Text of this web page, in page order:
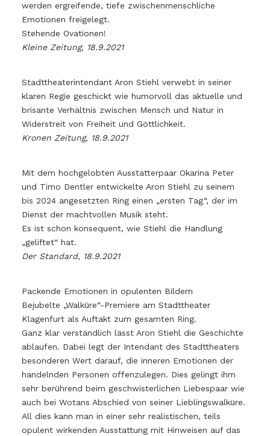
werden ergreifende, tiefe zwischenmenschliche
Emotionen freigelegt.
Stehende Ovationen!
Kleine Zeitung, 18.9.2021
Stadttheaterintendant Aron Stiehl verwebt in seiner
klaren Regie geschickt wie humorvoll das aktuelle und
brisante Verhältnis zwischen Mensch und Natur in
Widerstreit von Freiheit und Göttlichkeit.
Kronen Zeitung, 18.9.2021
Mit dem hochgelobten Ausstatterpaar Okarina Peter
und Timo Dentler entwickelte Aron Stiehl zu seinem
bis 2024 angesetzten Ring einen „ersten Tag“, der im
Dienst der machtvollen Musik steht.
Es ist schon konsequent, wie Stiehl die Handlung
„geliftet“ hat.
Der Standard, 18.9.2021
Packende Emotionen in opulenten Bildern
Bejubelte „Walküre“-Premiere am Stadttheater
Klagenfurt als Auftakt zum gesamten Ring.
Ganz klar verständlich lässt Aron Stiehl die Geschichte
ablaufen. Dabei legt der Intendant des Stadttheaters
besonderen Wert darauf, die inneren Emotionen der
handelnden Personen offenzulegen. Dies gelingt ihm
sehr berührend beim geschwisterlichen Liebespaar wie
auch bei Wotans Abschied von seiner Lieblingswalküre.
All dies kann man in einer sehr realistischen, teils
opulent wirkenden Ausstattung mit Hinweisen auf das